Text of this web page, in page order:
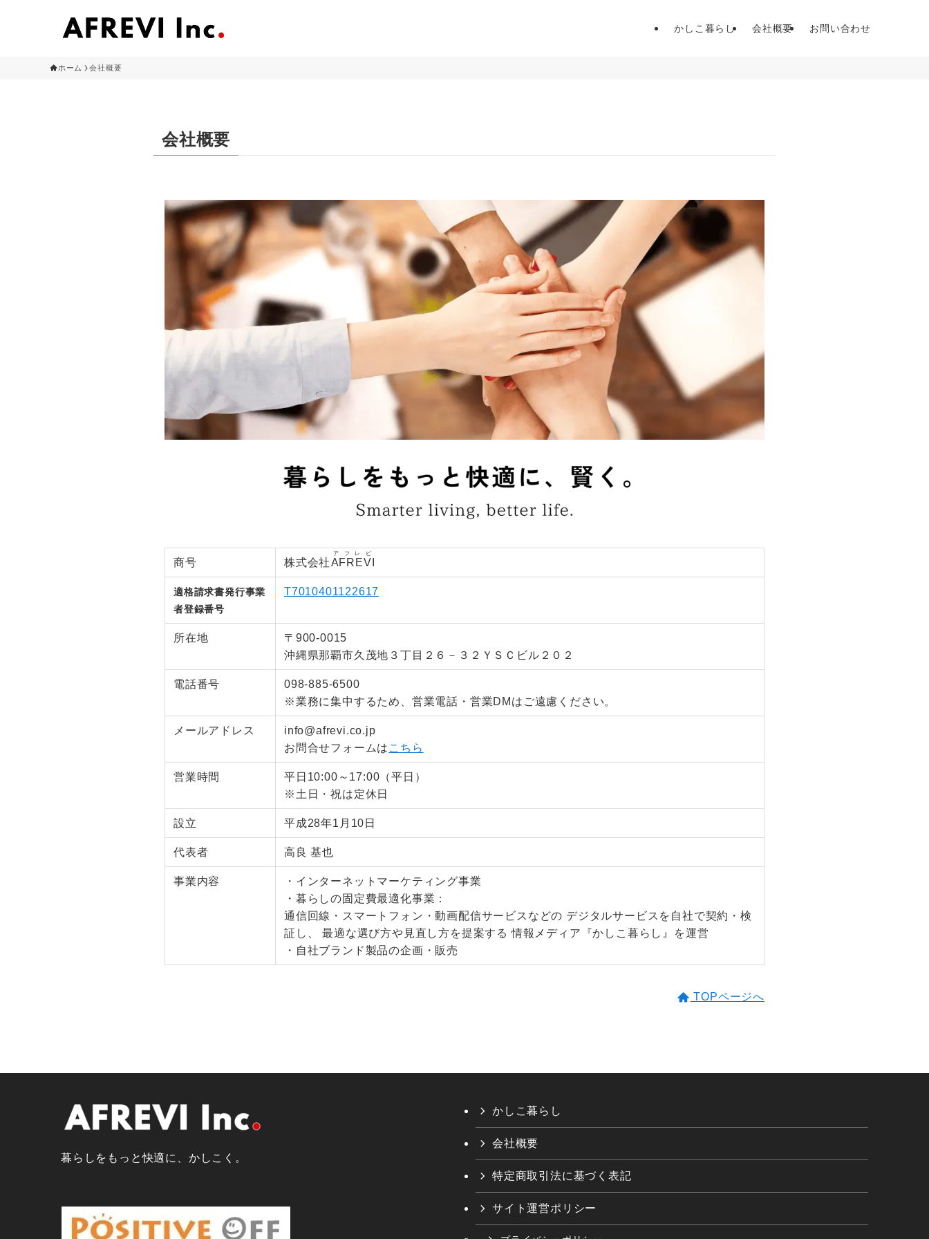
かしこ暮らし 会社概要 お問い合わせ
ホーム 会社概要
会社概要
商号 株式会社AFREVI
アフレビ
適格請求書発行事業
者登録番号
T7010401122617
所在地
〒900-0015
沖縄県那覇市久茂地３丁目２６－３２ＹＳＣビル２０２
電話番号
098-885-6500
※業務に集中するため、営業電話・営業DMはご遠慮ください。
メールアドレス
info@afrevi.co.jp
お問合せフォームは こちら
営業時間
平日10:00～17:00（平日）
※土日・祝は定休日
設立 平成28年1月10日
代表者 高良 基也
事業内容
・インターネットマーケティング事業
・暮らしの固定費最適化事業：
通信回線・スマートフォン・動画配信サービスなどの デジタルサービスを自社で契約・検
証し、 最適な選び方や見直し方を提案する 情報メディア『かしこ暮らし』を運営
・自社ブランド製品の企画・販売
TOPページへ
暮らしをもっと快適に、かしこく。
かしこ暮らし
会社概要
特定商取引法に基づく表記
サイト運営ポリシー